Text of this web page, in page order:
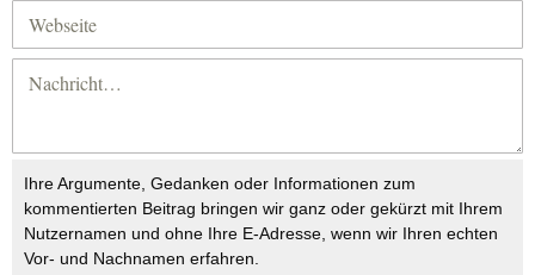
Ihre Argumente, Gedanken oder Informationen zum
kommentierten Beitrag bringen wir ganz oder gekürzt mit Ihrem
Nutzernamen und ohne Ihre E-Adresse, wenn wir Ihren echten
Vor- und Nachnamen erfahren.